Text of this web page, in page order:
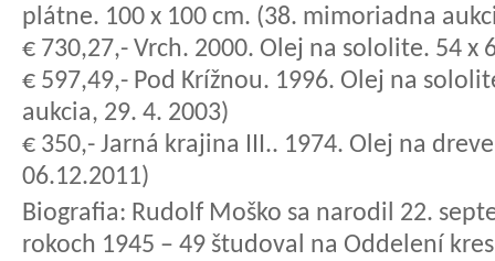
plátne. 100 x 100 cm. (38. mimoriadna
€ 730,27,- Vrch. 2000. Olej na sololite. 54 x
€ 597,49,- Pod Krížnou. 1996. Olej na
aukcia, 29. 4. 2003)
€ 350,- Jarná krajina III.. 1974. Olej na
06.12.2011)
Biografia: Rudolf Moško sa narodil 22.
rokoch 1945 – 49 študoval na Oddelení